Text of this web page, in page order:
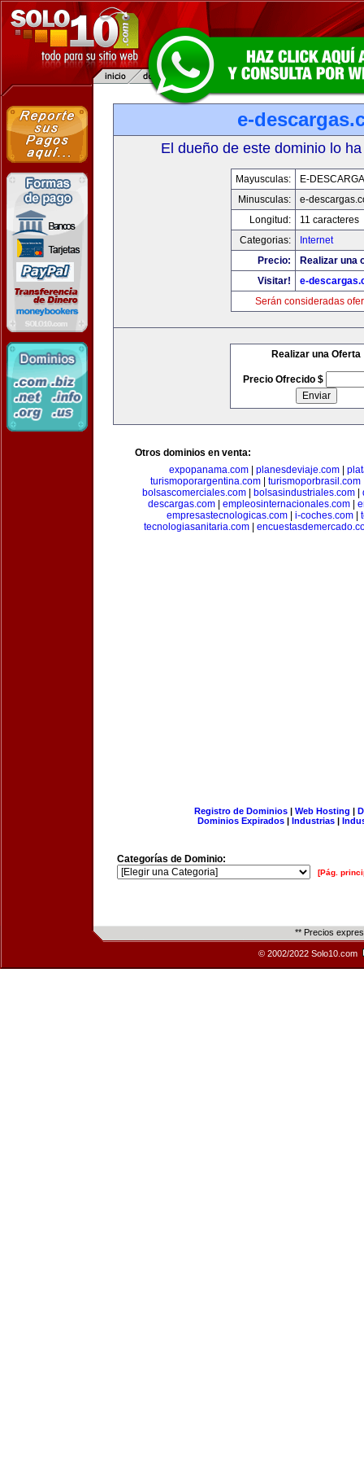
e-
El dueño de este dominio lo
Mayusculas:
E-
Minusculas:
e-
Longitud:
11 caracteres
Categorias:
Internet
Precio:
Realizar una
Visitar!
e-
Serán consideradas
Realizar una Oferta
Precio Ofrecido $
Otros dominios en venta:
expopanama.com| planesdeviaje.com|
turismoporargentina.com| turismoporbrasil.com
bolsascomerciales.com
bolsasindustriales.com
descargas.com
empleosinternacionales.com
empresastecnologicas.com
i-coches.com
tecnologiasanitaria.com|
Registro de Dominios| Web Hosting |
Dominios Expirados | Industrias |
Categorías de Dominio:
[Pág.
** Precios
© 2002/2022 Solo10.com